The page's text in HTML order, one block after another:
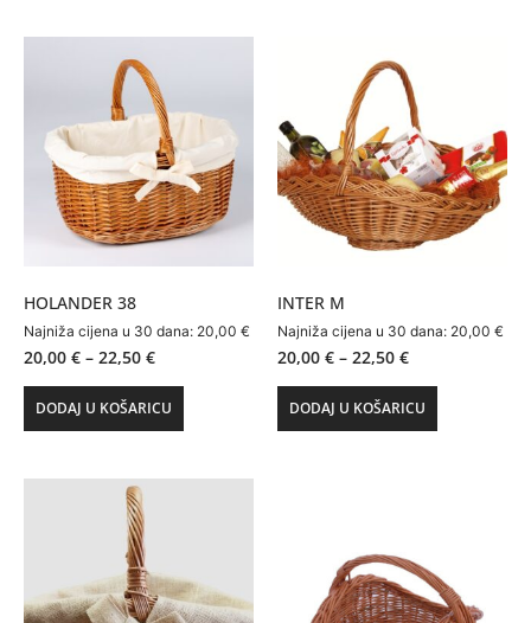
HOLANDER 38
Najniža cijena u 30 dana: 20,00 €
20,00 € – 22,50 €
DODAJ U KOŠARICU
INTER M
Najniža cijena u 30 dana: 20,00 €
20,00 € – 22,50 €
DODAJ U KOŠARICU